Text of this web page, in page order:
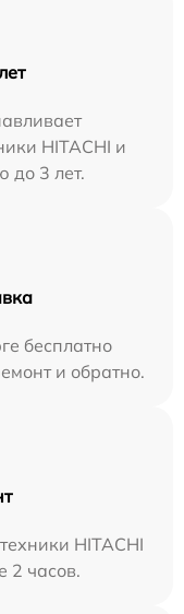
HITACHI и
до 3 лет.
бесплатно
и обратно.
HITACHI
2 часов.